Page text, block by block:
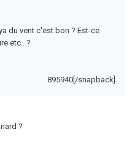
du vent c'est bon ? Est-ce
etc.. ?
895940[/snapback]
?